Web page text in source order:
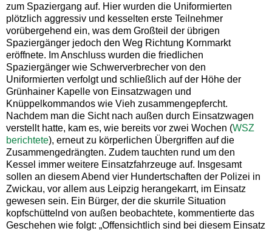
zum Spaziergang auf. Hier wurden die Uniformierten
plötzlich aggressiv und kesselten erste Teilnehmer
vorübergehend ein, was dem Großteil der übrigen
Spaziergänger jedoch den Weg Richtung Kornmarkt
eröffnete. Im Anschluss wurden die friedlichen
Spaziergänger wie Schwerverbrecher von den
Uniformierten verfolgt und schließlich auf der Höhe der
Grünhainer Kapelle von Einsatzwagen und
Knüppelkommandos wie Vieh zusammengepfercht.
Nachdem man die Sicht nach außen durch Einsatzwagen
verstellt hatte, kam es, wie bereits vor zwei Wochen (WSZ
berichtete), erneut zu körperlichen Übergriffen auf die
Zusammengedrängten. Zudem tauchten rund um den
Kessel immer weitere Einsatzfahrzeuge auf. Insgesamt
sollen an diesem Abend vier Hundertschaften der Polizei in
Zwickau, vor allem aus Leipzig herangekarrt, im Einsatz
gewesen sein. Ein Bürger, der die skurrile Situation
kopfschüttelnd von außen beobachtete, kommentierte das
Geschehen wie folgt: „Offensichtlich sind bei diesem Einsatz